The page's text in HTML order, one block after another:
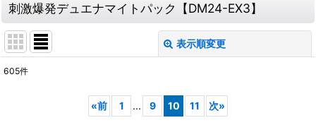
刺激爆発デュエナマイトパック【DM24-EX3】
表示順変更
605件
«前 1 ... 9 10 11 次»